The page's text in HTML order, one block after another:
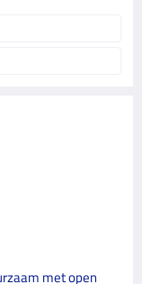
met open